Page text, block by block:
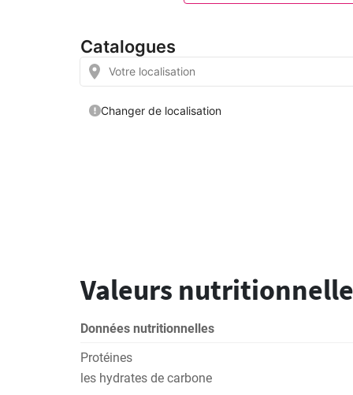
Valeurs
Données nutritionnelles
Protéines
les hydrates de carbone